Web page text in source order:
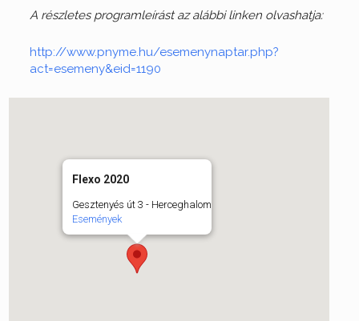
A részletes programleírást az alábbi linken olvashatja:
http://www.pnyme.hu/esemenynaptar.php?
act=esemeny&eid=1190
Flexo 2020
Gesztenyés út 3 - Herceghalom
Események